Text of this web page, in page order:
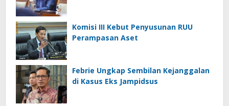
Komisi III Kebut Penyusunan RUU
Perampasan Aset
Febrie Ungkap Sembilan Kejanggalan
di Kasus Eks Jampidsus